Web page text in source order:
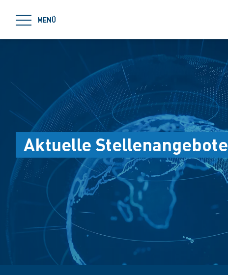
MENÜ
Aktuelle Stellenangebote